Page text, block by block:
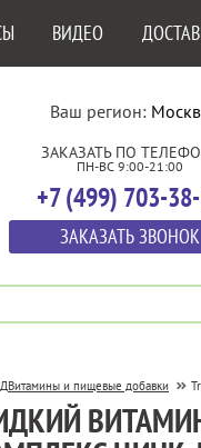
ВИДЕО
Ваш регион:
ЗАКАЗАТЬ ПО
ПН-ВС 9:00-21:00
+7 (499) 703-
ЗАКАЗАТЬ ЗВОНОК
Витамины и пищевые добавки